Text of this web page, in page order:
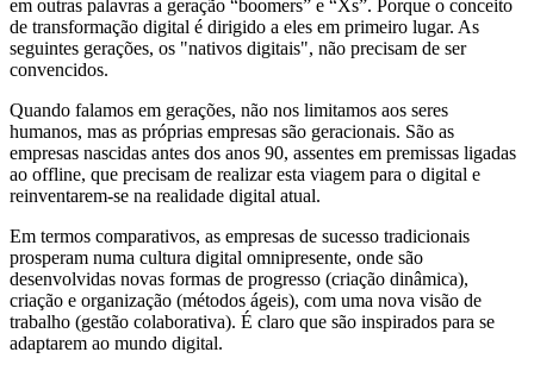
em outras palavras a geração “boomers” e “Xs”. Porque o conceito
de transformação digital é dirigido a eles em primeiro lugar. As
seguintes gerações, os "nativos digitais", não precisam de ser
convencidos.
Quando falamos em gerações, não nos limitamos aos seres
humanos, mas as próprias empresas são geracionais. São as
empresas nascidas antes dos anos 90, assentes em premissas ligadas
ao offline, que precisam de realizar esta viagem para o digital e
reinventarem-se na realidade digital atual.
Em termos comparativos, as empresas de sucesso tradicionais
prosperam numa cultura digital omnipresente, onde são
desenvolvidas novas formas de progresso (criação dinâmica),
criação e organização (métodos ágeis), com uma nova visão de
trabalho (gestão colaborativa). É claro que são inspirados para se
adaptarem ao mundo digital.